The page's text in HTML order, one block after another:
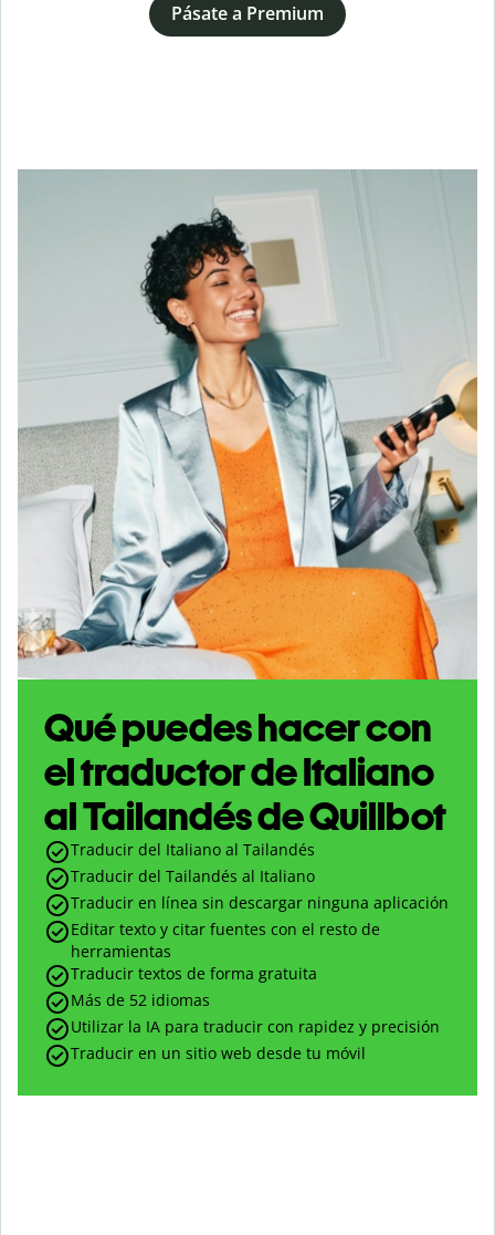
Pásate a Premium
Qué puedes hacer con
el traductor de Italiano
al Tailandés de Quillbot
Traducir del Italiano al Tailandés
Traducir del Tailandés al Italiano
Traducir en línea sin descargar ninguna aplicación
Editar texto y citar fuentes con el resto de
herramientas
Traducir textos de forma gratuita
Más de 52 idiomas
Utilizar la IA para traducir con rapidez y precisión
Traducir en un sitio web desde tu móvil